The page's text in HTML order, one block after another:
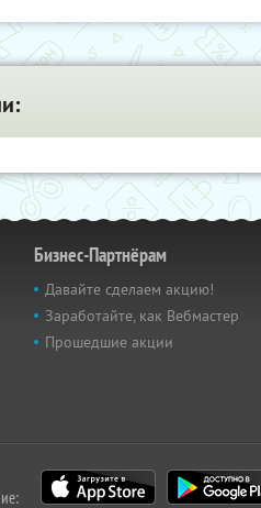
Бизнес-Партнёрам
Давайте сделаем акцию!
Заработайте, как Вебмастер
Прошедшие акции